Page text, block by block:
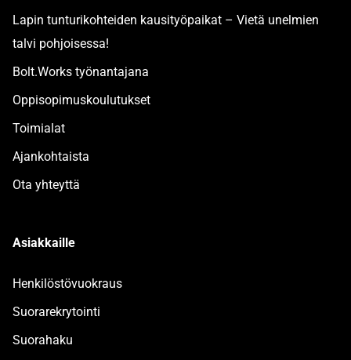
Lapin tunturikohteiden kausityöpaikat – Vietä unelmien
talvi pohjoisessa!
Bolt.Works työnantajana
Oppisopimuskoulutukset
Toimialat
Ajankohtaista
Ota yhteyttä
Asiakkaille
Henkilöstövuokraus
Suorarekrytointi
Suorahaku